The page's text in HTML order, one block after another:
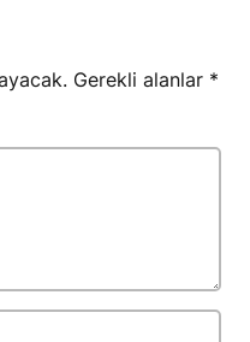
Gerekli alanlar *